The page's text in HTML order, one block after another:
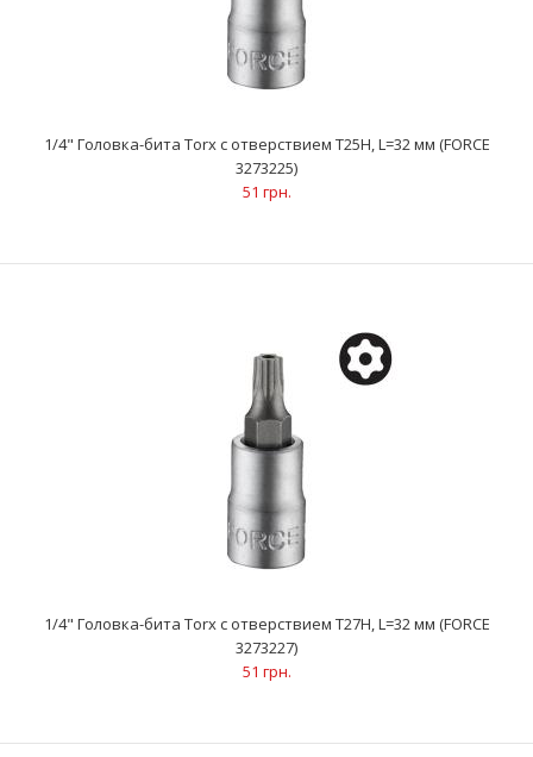
1/4" Головка-бита Torx с отверствием Т20Н, L=32 мм (FORCE
51 грн.
1/4" Головка-бита Torx с отверствием Т25Н, L=32 мм (FORCE
1/4" Головка-бита Torx с отверствием Т25Н, L=32 мм (FORCE
3273225)
51 грн.
1/4" Головка-бита Torx с отверствием Т27Н, L=32 мм (FORCE
3273227)
51 грн.